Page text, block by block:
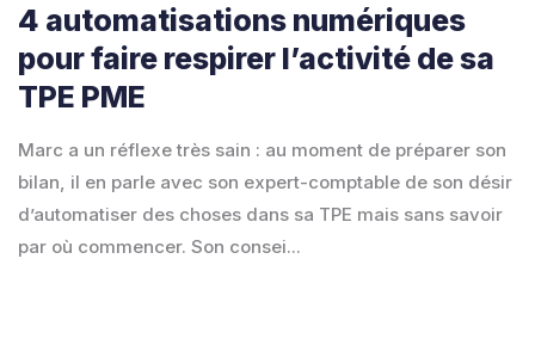
4 automatisations numériques
pour faire respirer l’activité de sa
TPE PME
Marc a un réflexe très sain : au moment de préparer son
bilan, il en parle avec son expert-comptable de son désir
d’automatiser des choses dans sa TPE mais sans savoir
par où commencer. Son consei...